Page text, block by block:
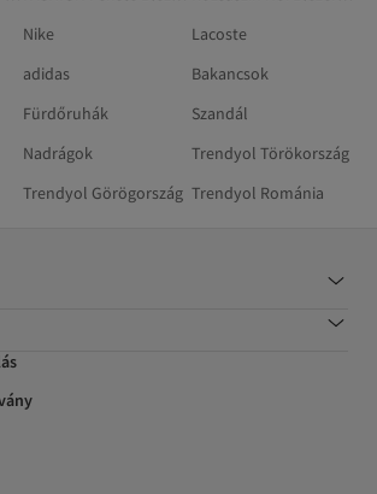
Nike
Lacoste
adidas
Bakancsok
Fürdőruhák
Szandál
Nadrágok
Trendyol Törökország
Trendyol Görögország Trendyol Románia